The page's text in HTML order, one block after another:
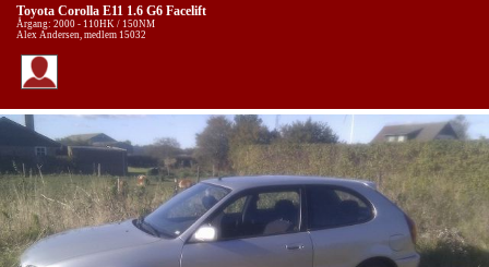
Toyota Corolla E11 1.6 G6 Facelift
Årgang: 2000 - 110HK / 150NM
Alex Andersen, medlem 15032